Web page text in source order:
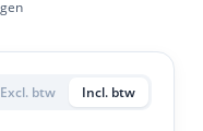
Excl. btw Incl. btw